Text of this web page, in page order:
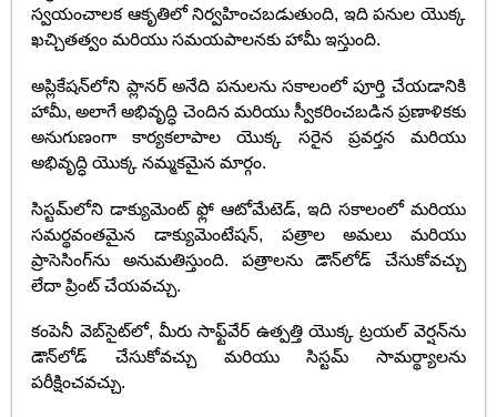
స్వయంచాలక ఆకృతిలో నిర్వహించబడుతుంది, ఇది పనుల యొక్క
ఖచ్చితత్వం మరియు సమయపాలనకు హామీ ఇస్తుంది.
అప్లికేషన్‌లోని ప్లానర్ అనేది పనులను సకాలంలో పూర్తి చేయడానికి
హామీ, అలాగే అభివృద్ధి చెందిన మరియు స్వీకరించబడిన ప్రణాళికకు
అనుగుణంగా కార్యకలాపాల యొక్క సరైన ప్రవర్తన మరియు
అభివృద్ధి యొక్క నమ్మకమైన మార్గం.
సిస్టమ్‌లోని డాక్యుమెంట్ ఫ్లో ఆటోమేటెడ్, ఇది సకాలంలో మరియు
సమర్థవంతమైన డాక్యుమెంటేషన్, పత్రాల అమలు మరియు
ప్రాసెసింగ్‌ను అనుమతిస్తుంది. పత్రాలను డౌన్‌లోడ్ చేసుకోవచ్చు
లేదా ప్రింట్ చేయవచ్చు.
కంపెనీ వెబ్‌సైట్‌లో, మీరు సాఫ్ట్‌వేర్ ఉత్పత్తి యొక్క ట్రయల్ వెర్షన్‌ను
డౌన్‌లోడ్ చేసుకోవచ్చు మరియు సిస్టమ్ సామర్థ్యాలను
పరీక్షించవచ్చు.